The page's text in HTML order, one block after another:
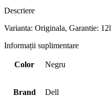
Descriere
Varianta: Originala, Garantie:
Informații suplimentare
Color Negru
Brand Dell